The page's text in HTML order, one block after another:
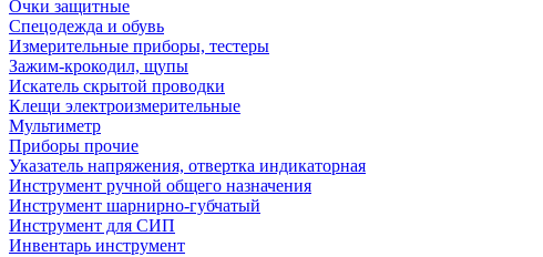
Очки защитные
Спецодежда и обувь
Измерительные приборы, тестеры
Зажим-крокодил, щупы
Искатель скрытой проводки
Клещи электроизмерительные
Мультиметр
Приборы прочие
Указатель напряжения, отвертка индикаторная
Инструмент ручной общего назначения
Инструмент шарнирно-губчатый
Инструмент для СИП
Инвентарь инструмент